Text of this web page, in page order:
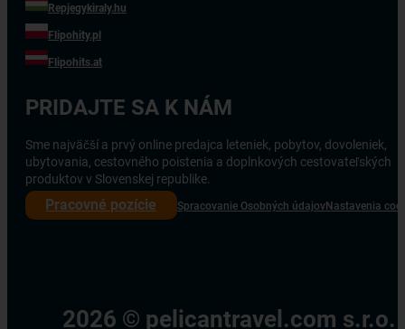
Repjegykiraly.hu
Flipohity.pl
Flipohits.at
PRIDAJTE SA K NÁM
Sme najväčší a prvý online predajca leteniek, pobytov, dovoleniek,
ubytovania, cestovného poistenia a doplnkových cestovateľských
produktov v Slovenskej republike.
Pracovné pozície Spracovanie Osobných údajovNastavenia
2026 © pelicantravel.com s.r.o.